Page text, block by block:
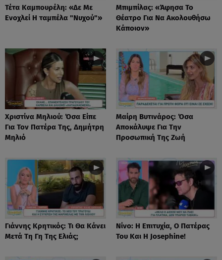
Τέτα Καμπουρέλη: «Δε Mε
Eνοχλεί H ταμπέλα "Νυχού"»
Μπιμπίλας: «Άφησα Το
Θέατρο Για Να Ακολουθήσω
Κάποιον»
Χριστίνα Μηλιού: Όσα Είπε
Για Τον Πατέρα Της, Δημήτρη
Μηλιό
Μαίρη Βυτινάρος: Όσα
Αποκάλυψε Για Την
Προσωπική Της Ζωή
Γιάννης Κρητικός: Τι Θα Κάνει
Μετά Τη Γη Της Ελιάς;
Νίνο: Η Επιτυχία, Ο Πατέρας
Του Και Η Josephine!